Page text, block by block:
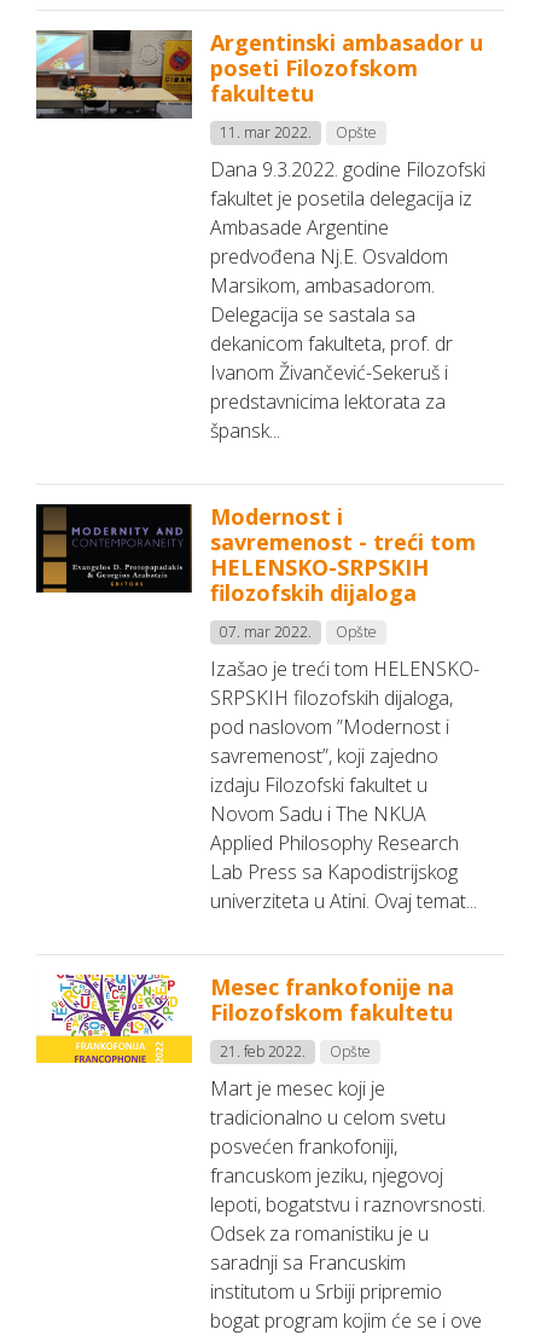
Argentinski ambasador u
poseti Filozofskom
fakultetu
11. mar 2022. Opšte
Dana 9.3.2022. godine Filozofski
fakultet je posetila delegacija iz
Ambasade Argentine
predvođena Nj.E. Osvaldom
Marsikom, ambasadorom.
Delegacija se sastala sa
dekanicom fakulteta, prof. dr
Ivanom Živančević-Sekeruš i
predstavnicima lektorata za
špansk...
Modernost i
savremenost - treći tom
HELENSKO-SRPSKIH
filozofskih dijaloga
07. mar 2022. Opšte
Izašao je treći tom HELENSKO-
SRPSKIH filozofskih dijaloga,
pod naslovom ”Modernost i
savremenost”, koji zajedno
izdaju Filozofski fakultet u
Novom Sadu i The NKUA
Applied Philosophy Research
Lab Press sa Kapodistrijskog
univerziteta u Atini. Ovaj temat...
Mesec frankofonije na
Filozofskom fakultetu
21. feb 2022. Opšte
Mart je mesec koji je
tradicionalno u celom svetu
posvećen frankofoniji,
francuskom jeziku, njegovoj
lepoti, bogatstvu i raznovrsnosti.
Odsek za romanistiku je u
saradnji sa Francuskim
institutom u Srbiji pripremio
bogat program kojim će se i ove